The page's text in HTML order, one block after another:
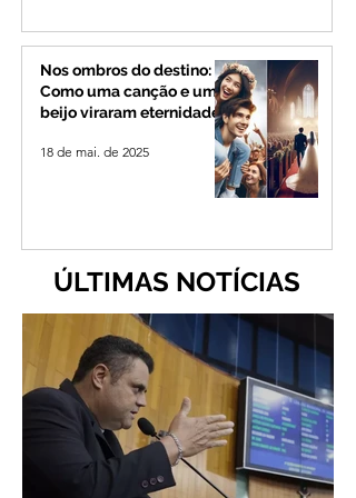
Nos ombros do destino:
Como uma canção e um
beijo viraram eternidade
18 de mai. de 2025
ÚLTIMAS NOTÍCIAS